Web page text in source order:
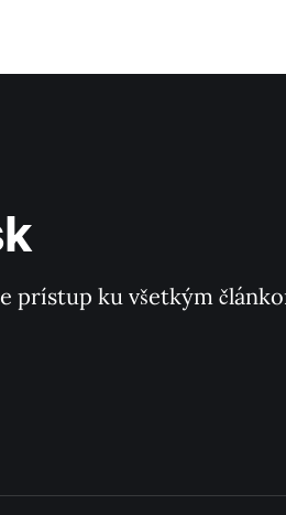
prístup ku všetkým